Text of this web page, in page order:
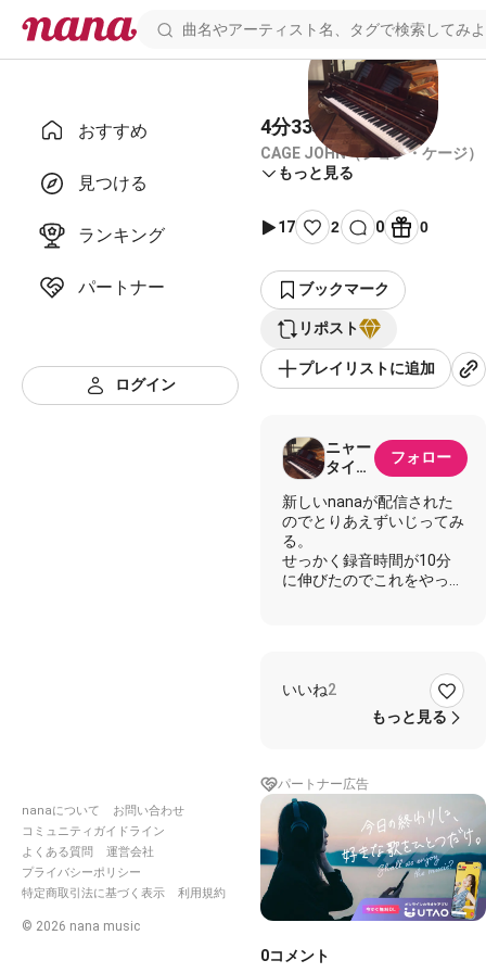
おすすめ
見つける
ランキング
パートナー
ログイン
nanaについて
お問い合わせ
コミュニティガイドライン
よくある質問
運営会社
プライバシーポリシー
特定商取引法に基づく表示
利用規約
© 2026 nana music
4分33秒
CAGE JOHN（ジョン・ケージ）
もっと見る
17 2 0 0
ブックマーク
リポスト
プレイリストに追加
ニャー
タイプ
非公認
クリエ
フォロー
新しいnanaが配信された
のでとりあえずいじってみ
る。
せっかく録音時間が10分
に伸びたのでこれをやって
多分DTMerくらいしかフ
ルコーラス伴奏作ろって
あと全体的にUIが見にく
い。前出来てたことができ
ない。既にキャプション入
力画面が使い辛いし。
まあとりあえず7年間プレ
ミアム無料に当選したので
続けてみるけど、逆にサー
ですかね……既にやらかし
てるしそこが心配だよ。
いいね2
もっと見る
パートナー広告
0コメント